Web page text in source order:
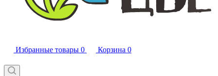
Избранные товары 0 Корзина 0